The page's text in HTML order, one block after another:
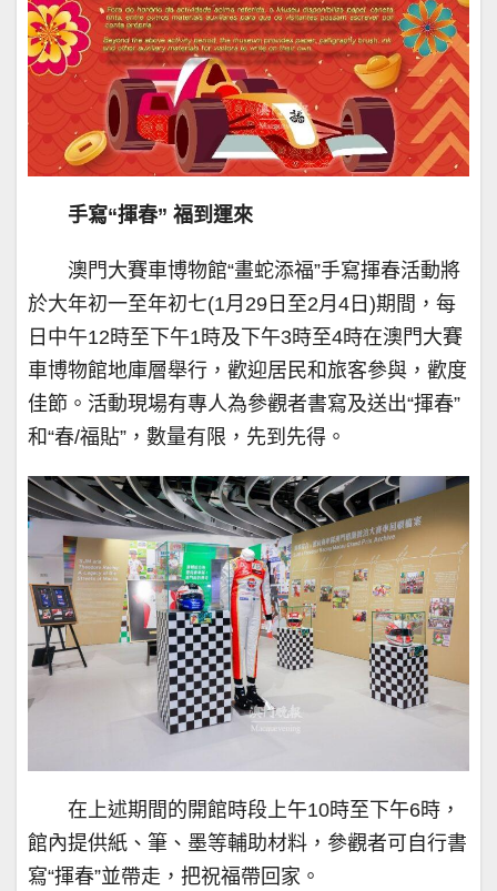
手寫“揮春” 福到運來
澳門大賽車博物館“畫蛇添福”手寫揮春活動將
於大年初一至年初七(1月29日至2月4日)期間，每
日中午12時至下午1時及下午3時至4時在澳門大賽
車博物館地庫層舉行，歡迎居民和旅客參與，歡度
佳節。活動現場有專人為參觀者書寫及送出“揮春”
和“春/福貼”，數量有限，先到先得。
在上述期間的開館時段上午10時至下午6時，
館內提供紙、筆、墨等輔助材料，參觀者可自行書
寫“揮春”並帶走，把祝福帶回家。